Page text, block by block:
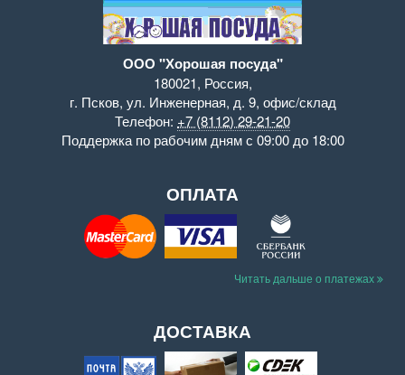
ООО "Хорошая посуда"
180021, Россия,
г. Псков, ул. Инженерная, д. 9, офис/склад
Телефон: +7 (8112) 29-21-20
Поддержка по рабочим дням с 09:00 до 18:00
ОПЛАТА
Читать дальше о платежах
ДОСТАВКА